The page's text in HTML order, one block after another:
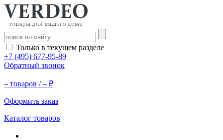
Только в текущем разделе
+7 (495) 677-95-89
Обратный звонок
– товаров /– ₽
Оформить заказ
Каталог товаров